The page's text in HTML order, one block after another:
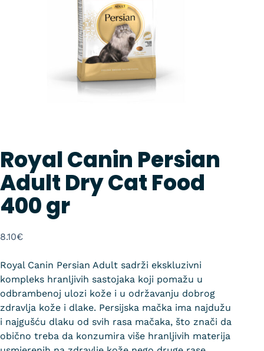
Royal Canin Persian
Adult Dry Cat Food
400 gr
8.10€
Royal Canin Persian Adult sadrži ekskluzivni
kompleks hranljivih sastojaka koji pomažu u
odbrambenoj ulozi kože i u održavanju dobrog
zdravlja kože i dlake. Persijska mačka ima najdužu
i najgušću dlaku od svih rasa mačaka, što znači da
obično treba da konzumira više hranljivih materija